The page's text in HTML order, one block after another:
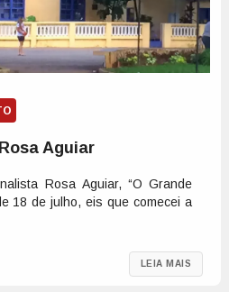
Aguiar
Rosa Aguiar, “O Grande
18 de julho, eis que comecei a
LEIA MAIS